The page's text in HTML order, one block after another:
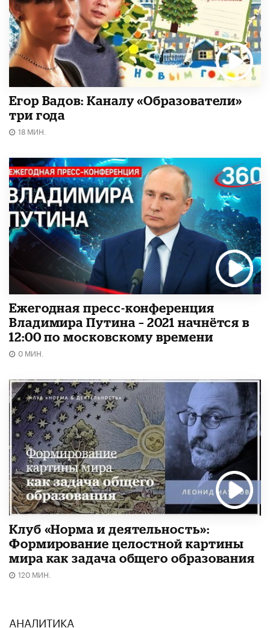
Егор Вадов: Каналу «Образователи»
три года
18 МИН.
Ежегодная пресс-конференция
Владимира Путина – 2021 начнётся в
12:00 по московскому времени
0 МИН.
Клуб «Норма и деятельность»:
Формирование целостной картины
мира как задача общего образования
120 МИН.
АНАЛИТИКА